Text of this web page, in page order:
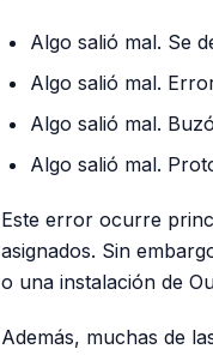
Algo salió mal. Se
Algo salió mal.
Algo salió mal.
Algo salió mal.
Este error ocurre
asignados. Sin
o una instalación de
Además, muchas de